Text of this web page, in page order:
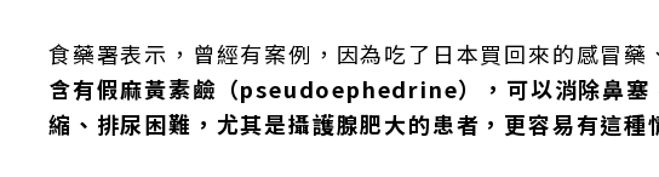
食藥署表示，曾經有案例，因為吃了日本買回來的感冒藥
含有假麻黃素鹼（pseudoephedrine），可以消除鼻塞
縮、排尿困難，尤其是攝護腺肥大的患者，更容易有這種